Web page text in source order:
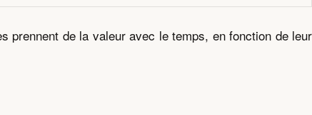
prennent de la valeur avec le temps, en fonction de leur